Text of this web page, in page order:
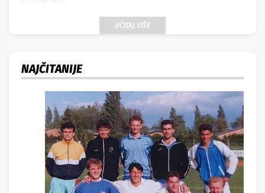
UČITAJ VIŠE
NAJČITANIJE